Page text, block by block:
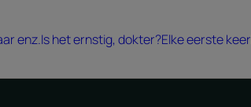
enz.Is het ernstig, dokter?Elke eerste keer